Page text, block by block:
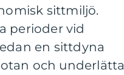
sittmiljö.
perioder vid
en sittdyna
och